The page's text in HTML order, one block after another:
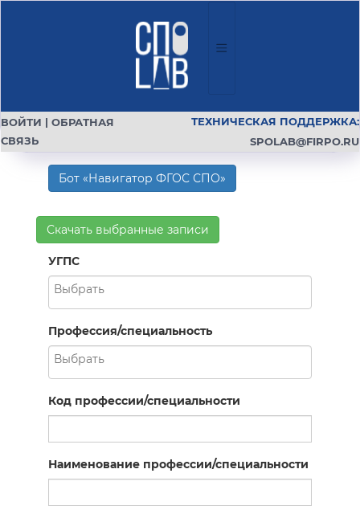
ВОЙТИ | ОБРАТНАЯ
СВЯЗЬ
ТЕХНИЧЕСКАЯ ПОДДЕРЖКА:
SPOLAB@FIRPO.RU
Бот «Навигатор ФГОС СПО»
Скачать выбранные записи
УГПС
Профессия/специальность
Код профессии/специальности
Наименование профессии/специальности